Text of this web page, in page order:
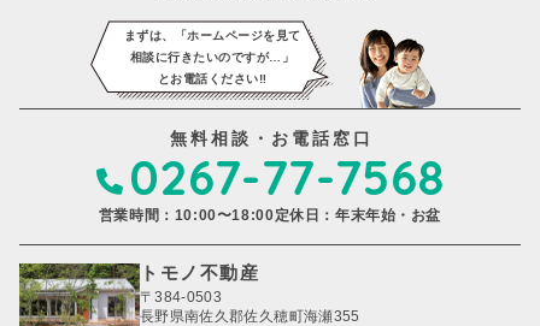
まずは、「ホームページを見て
相談に行きたいのですが…」
とお電話ください‼️
無料相談・お電話窓口
0267-77-7568
営業時間：10:00〜18:00定休日：年末年始・お盆
トモノ不動産
〒384-0503
長野県南佐久郡佐久穂町海瀬355